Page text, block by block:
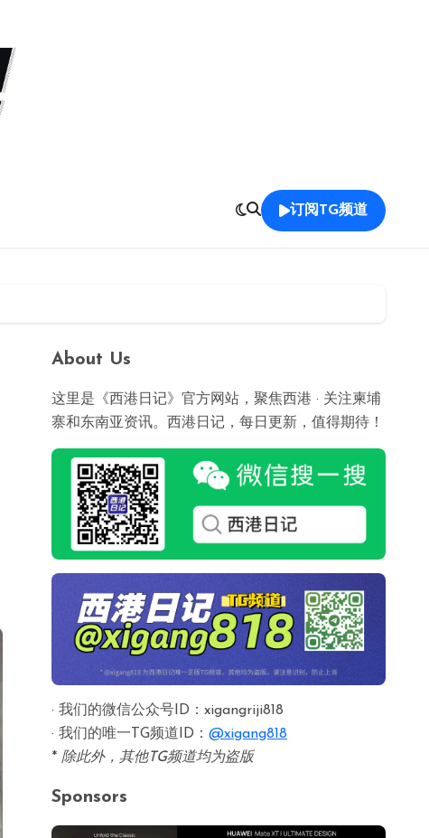
订阅TG频道
About Us
这里是《西港日记》官方网站，聚焦西港 · 关注柬埔
寨和东南亚资讯。西港日记，每日更新，值得期待！
· 我们的微信公众号ID：xigangriji818
· 我们的唯一TG频道ID： @xigang818
* 除此外，其他TG频道均为盗版
Sponsors